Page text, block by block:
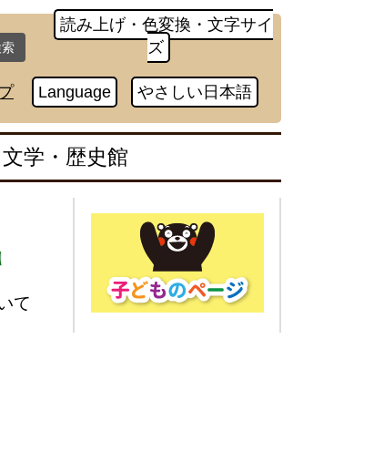
読み上げ・色変換・文字サイ
ズ
Language やさしい日本語
学・歴史館
て